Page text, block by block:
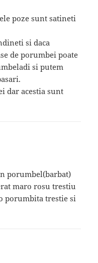
poze sunt satineti
si daca
de porumbei poate
si putem
dar acestia sunt
porumbel(barbat)
maro rosu trestiu
porumbita trestie si